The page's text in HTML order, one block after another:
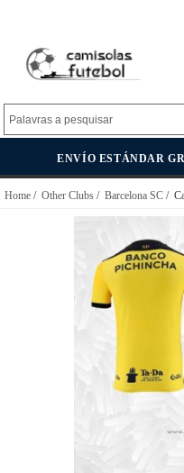
ENVÍO ESTÁNDAR
Home / Other Clubs / Barcelona SC /